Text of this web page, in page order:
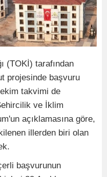
(TOKİ) tarafından
projesinde başvuru
takvimi de
ve İklim
açıklamasına göre,
illerden biri olan
başvurunun